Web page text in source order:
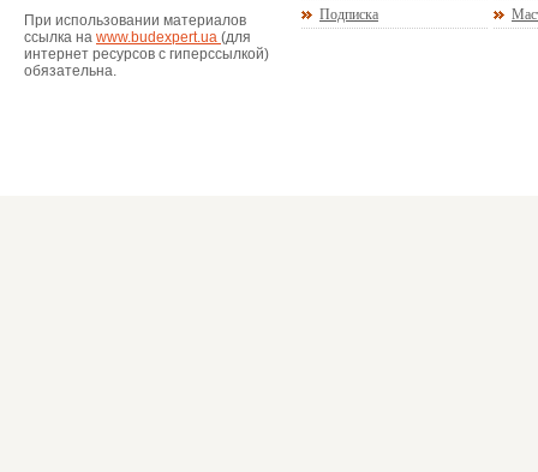
При использовании материалов
ссылка на www.budexpert.ua (для
интернет ресурсов с гиперссылкой)
обязательна.
Подписка